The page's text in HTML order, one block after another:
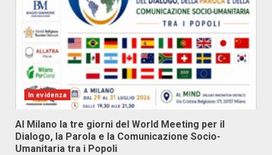
In evidenza
Al Milano la tre giorni del World Meeting per il
Dialogo, la Parola e la Comunicazione Socio-
Umanitaria tra i Popoli